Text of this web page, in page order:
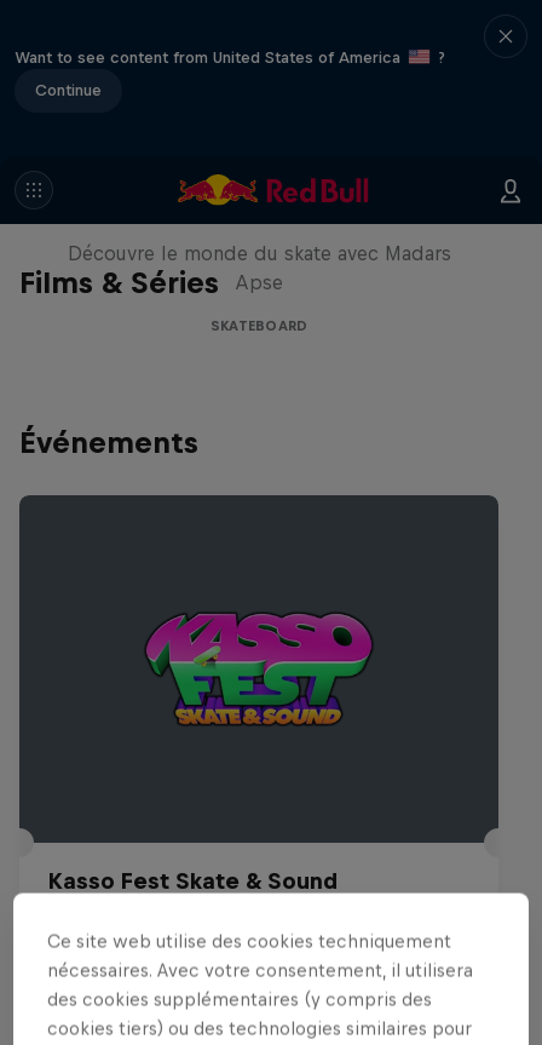
Want to see content from United States of America
?
Continue
Films & Séries
Skate Tales
Découvre le monde du skate avec Madars
Apse
SKATEBOARD
Événements
Kasso Fest Skate & Sound
Long Beach, United States
Ce site web utilise des cookies techniquement
nécessaires. Avec votre consentement, il utilisera
des cookies supplémentaires (y compris des
cookies tiers) ou des technologies similaires pour